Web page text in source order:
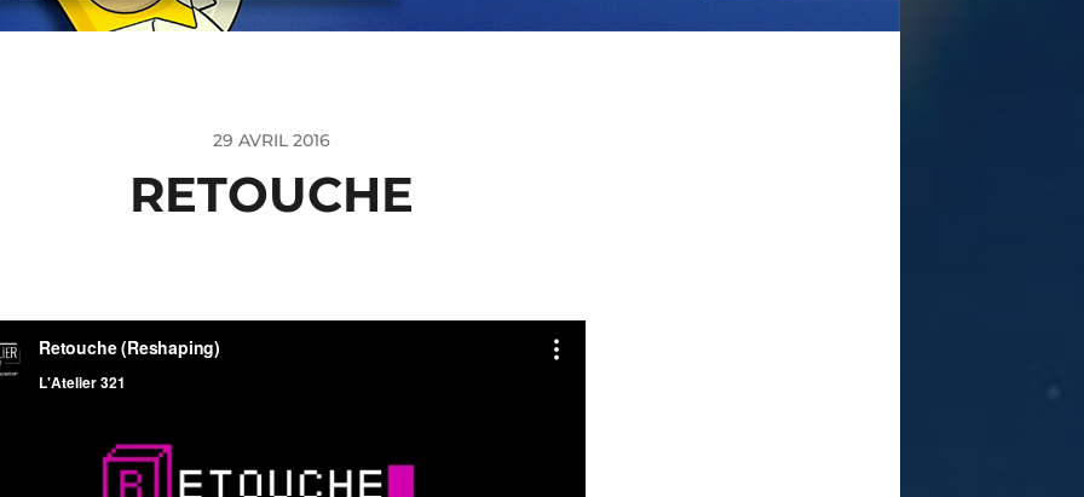
29 AVRIL 2016
RETOUCHE